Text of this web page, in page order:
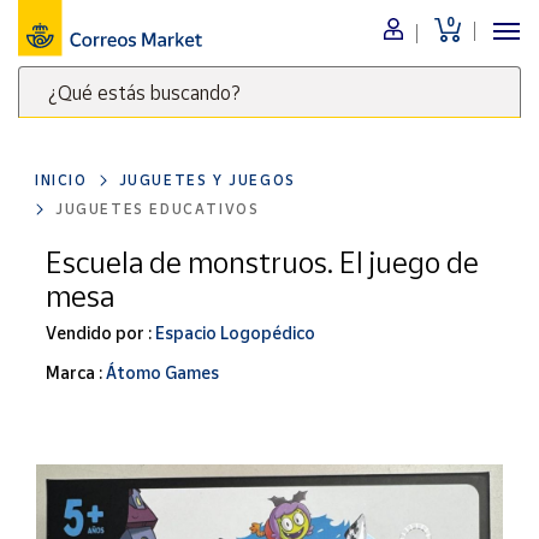
0
¿Qué estás buscando?
clave
para
buscar
productos
Correos
Market
Menú
Nuestro
catálogo
Alimentación
Ocio y cultura
Juguetes y
juegos
Libros y
Tienda de
Correos
INICIO
JUGUETES Y JUEGOS
JUGUETES EDUCATIVOS
Escuela de monstruos. El juego de
mesa
Vendido por : Espacio Logopédico
Marca :Átomo Games